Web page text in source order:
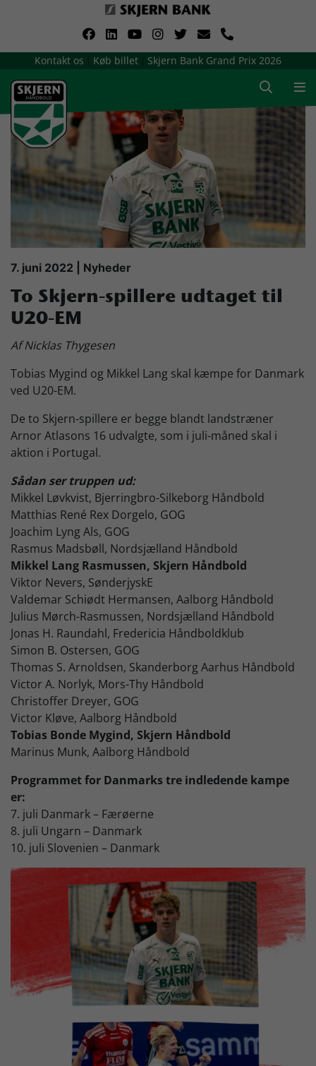
Kontakt os Køb billet Skjern Bank Grand Prix 2026
Om Skjern Håndbold
Ligatruppen
Sponsorer
Billetsalg / sæsonkort
Presse
Samarbejdsklubber
Skjern Bank Grand Prix
Nyhedsbrev
Køb Billet
7. juni 2022 | Nyheder
To Skjern-spillere udtaget til
U20-EM
Af Nicklas Thygesen
Tobias Mygind og Mikkel Lang skal kæmpe for Danmark
ved U20-EM.
De to Skjern-spillere er begge blandt landstræner
Arnor Atlasons 16 udvalgte, som i juli-måned skal i
aktion i Portugal.
Sådan ser truppen ud:
Mikkel Løvkvist, Bjerringbro-Silkeborg Håndbold
Matthias René Rex Dorgelo, GOG
Joachim Lyng Als, GOG
Rasmus Madsbøll, Nordsjælland Håndbold
Mikkel Lang Rasmussen, Skjern Håndbold
Viktor Nevers, SønderjyskE
Valdemar Schiødt Hermansen, Aalborg Håndbold
Julius Mørch-Rasmussen, Nordsjælland Håndbold
Jonas H. Raundahl, Fredericia Håndboldklub
Simon B. Ostersen, GOG
Thomas S. Arnoldsen, Skanderborg Aarhus Håndbold
Victor A. Norlyk, Mors-Thy Håndbold
Christoffer Dreyer, GOG
Victor Kløve, Aalborg Håndbold
Tobias Bonde Mygind, Skjern Håndbold
Marinus Munk, Aalborg Håndbold
Programmet for Danmarks tre indledende kampe
er:
7. juli Danmark – Færøerne
8. juli Ungarn – Danmark
10. juli Slovenien – Danmark